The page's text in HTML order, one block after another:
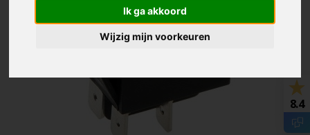
Ik ga akkoord
Wijzig mijn voorkeuren
8.4